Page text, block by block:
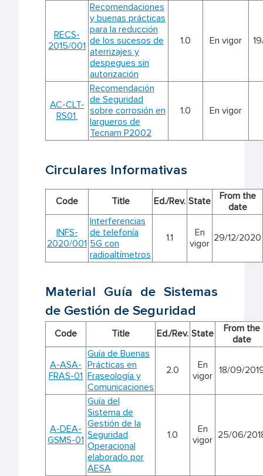
RECS-
2015/001
Recomendaciones
y buenas prácticas
para la reducción
de los sucesos de
aterrizajes y
despegues sin
autorización
1.0 En vigor
AC-CLT-
RS01
Recomendación
de Seguridad
sobre corrosión en
largueros de
Tecnam P2002
1.0 En vigor
Circulares Informativas
Code Title Ed./Rev. State
From the
date
INFS-
2020/001
Interferencias
de telefonía
5G con
radioaltímetros
1.1
En
vigor 29/12/2020
Material Guía de Sistemas
de Gestión de Seguridad
Code Title Ed./Rev. State
From the
date
A-ASA-
FRAS-01
Guía de Buenas
Prácticas en
Fraseología y
Comunicaciones
2.0
En
vigor 18/09/
A-DEA-
GSMS-01
Guía del
Sistema de
Gestión de la
Seguridad
Operacional
elaborado por
AESA
1.0
En
vigor 25/06/